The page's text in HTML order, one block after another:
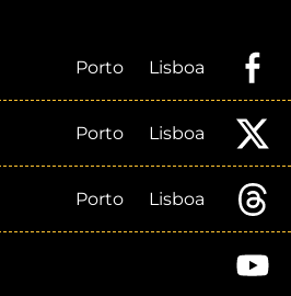
Porto Lisboa
Porto Lisboa
Porto Lisboa